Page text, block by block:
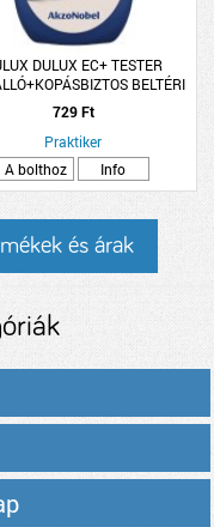
DULUX EC+ TESTER
BELTÉRI
30ML KÖNNYED
ÉBREDÉS
729 Ft
Praktiker
A bolthoz
Info
és árak